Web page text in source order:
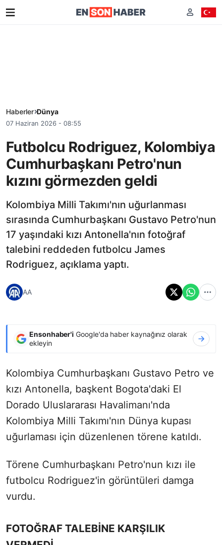
Haberler Dünya
07 Haziran 2026 - 08:55
Futbolcu Rodriguez, Kolombiya
Cumhurbaşkanı Petro'nun
kızını görmezden geldi
Kolombiya Milli Takımı'nın uğurlanması
sırasında Cumhurbaşkanı Gustavo Petro'nun
17 yaşındaki kızı Antonella'nın fotoğraf
talebini reddeden futbolcu James
Rodriguez, açıklama yaptı.
AA
Ensonhaber'i Google'da haber kaynağınız olarak
ekleyin
Kolombiya Cumhurbaşkanı Gustavo Petro ve
kızı Antonella, başkent Bogota'daki El
Dorado Uluslararası Havalimanı'nda
Kolombiya Milli Takımı'nın Dünya kupası
uğurlaması için düzenlenen törene katıldı.
Törene Cumhurbaşkanı Petro'nun kızı ile
futbolcu Rodriguez'in görüntüleri damga
vurdu.
FOTOĞRAF TALEBİNE KARŞILIK